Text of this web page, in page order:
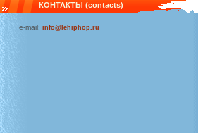
КОНТАКТЫ (contacts)
e-mail: info@lehiphop.ru